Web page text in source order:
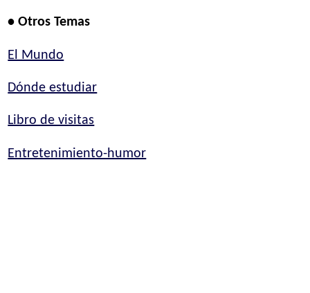
• Otros Temas
El Mundo
Dónde estudiar
Libro de visitas
Entretenimiento-humor